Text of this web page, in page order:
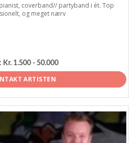
coverband// partyband i ét. Top
og meget nærv
Kr. 1.500 - 50.000
ARTISTEN